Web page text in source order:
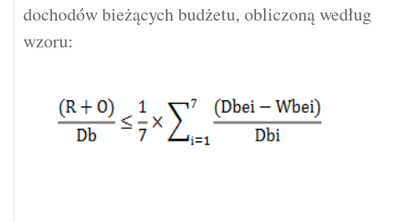
dochodów bieżących budżetu, obliczoną według
wzoru: